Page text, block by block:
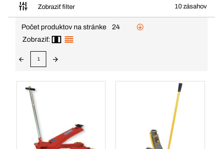
Zobraziť filter 10 zásahov
Počet produktov na stránke
24
Zobraziť:
1